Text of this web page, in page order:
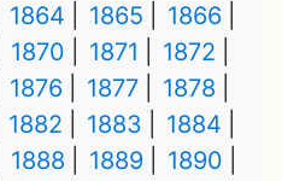
1864 1865
1866
1870 1871
1872
1876 1877
1878
1882 1883
1884
1888 1889
1890